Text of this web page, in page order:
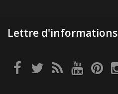
Lettre d'informations